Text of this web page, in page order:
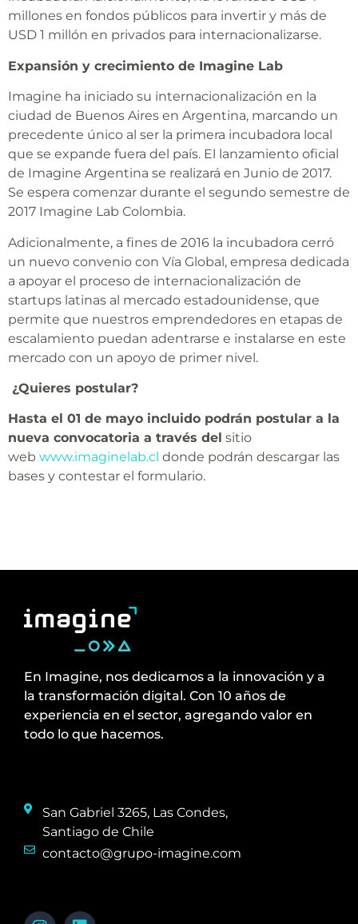
millones en fondos públicos para invertir y más de
USD 1 millón en privados para internacionalizarse.
Expansión y crecimiento de Imagine Lab
Imagine ha iniciado su internacionalización en la
ciudad de Buenos Aires en Argentina, marcando un
precedente único al ser la primera incubadora local
que se expande fuera del país. El lanzamiento oficial
de Imagine Argentina se realizará en Junio de 2017.
Se espera comenzar durante el segundo semestre de
2017 Imagine Lab Colombia.
Adicionalmente, a fines de 2016 la incubadora cerró
un nuevo convenio con Vía Global, empresa dedicada
a apoyar el proceso de internacionalización de
startups latinas al mercado estadounidense, que
permite que nuestros emprendedores en etapas de
escalamiento puedan adentrarse e instalarse en este
mercado con un apoyo de primer nivel.
¿Quieres postular?
Hasta el 01 de mayo incluido podrán postular a la
nueva convocatoria a través del sitio
web www.imaginelab.cl donde podrán descargar las
bases y contestar el formulario.
En Imagine, nos dedicamos a la innovación y a
la transformación digital. Con 10 años de
experiencia en el sector, agregando valor en
todo lo que hacemos.
San Gabriel 3265, Las Condes,
Santiago de Chile
contacto@grupo-imagine.com